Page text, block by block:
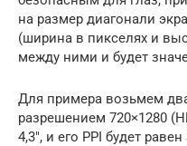
на размер диагонали
(ширина в пикселях и
между ними и будет
Для примера возьмем
разрешением 720×1280
4,3″, и его PPI будет